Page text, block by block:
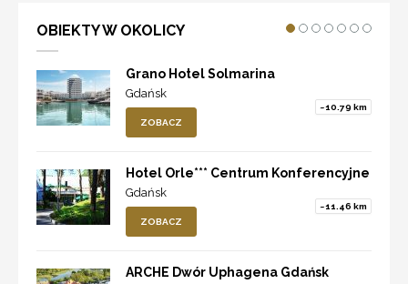
OBIEKTY W OKOLICY
Grano Hotel Solmarina
Gdańsk
~10.79 km
ZOBACZ
Hotel Orle*** Centrum Konferencyjne
Gdańsk
~11.46 km
ZOBACZ
ARCHE Dwór Uphagena Gdańsk